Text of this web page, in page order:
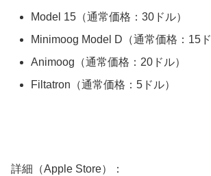
Model 15（通常価格：30ドル）
Minimoog Model D（通常価格：15ド
Animoog（通常価格：20ドル）
Filtatron（通常価格：5ドル）
詳細（Apple Store）：